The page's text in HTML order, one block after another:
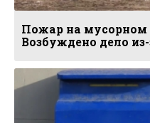
Пожар на мусорном
Возбуждено дело